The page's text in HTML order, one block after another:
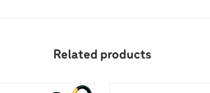
Related products